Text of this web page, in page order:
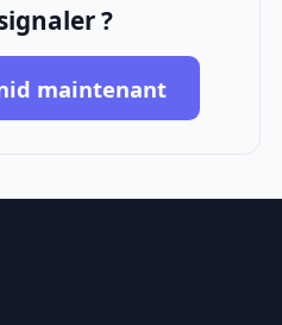
?
maintenant